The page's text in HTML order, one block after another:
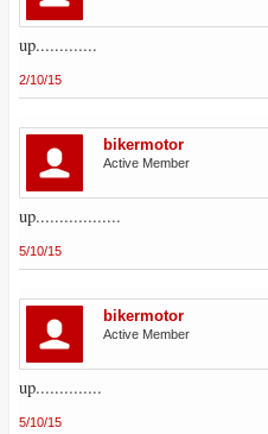
up.............
2/10/15
bikermotor
Active Member
up..................
5/10/15
bikermotor
Active Member
up..............
5/10/15